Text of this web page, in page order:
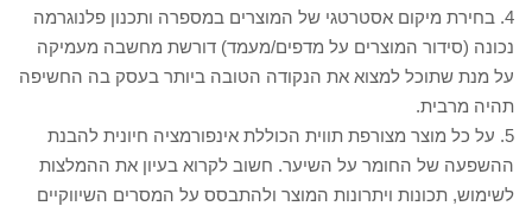
4. בחירת מיקום אסטרטגי של המוצרים במספרה ותכנון פלנוגרמה
נכונה (סידור המוצרים על מדפים/מעמד) דורשת מחשבה מעמיקה
על מנת שתוכל למצוא את הנקודה הטובה ביותר בעסק בה החשיפה
תהיה מרבית.
5. על כל מוצר מצורפת תווית הכוללת אינפורמציה חיונית להבנת
ההשפעה של החומר על השיער. חשוב לקרוא בעיון את ההמלצות
לשימוש, תכונות ויתרונות המוצר ולהתבסס על המסרים השיווקיים